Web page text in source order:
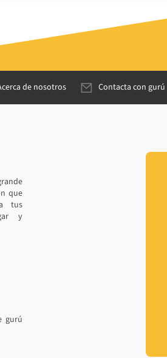
de nosotros Contacta con gurú
que
tus
y
gurú